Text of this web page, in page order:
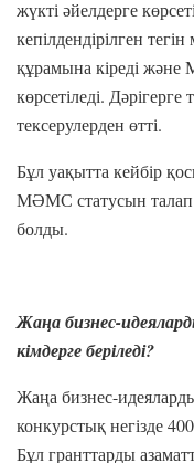
жүкті әйелдерге
кепілдендірілген
құрамына кіреді
көрсетіледі.
тексерулерден өтті.
Бұл уақытта кейбір
МӘМС статусын талап
болды.
Жаңа бизнес-
кімдерге беріледі?
Жаңа бизнес-
конкурстық негізде
Бұл гранттарды